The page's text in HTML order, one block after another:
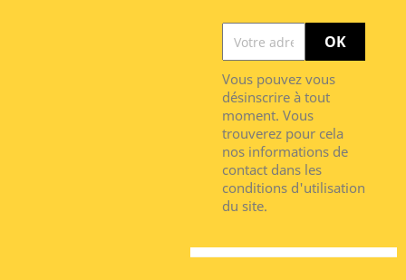
Vous pouvez vous
désinscrire à tout
moment. Vous
trouverez pour cela
nos informations de
contact dans les
conditions d'utilisation
du site.